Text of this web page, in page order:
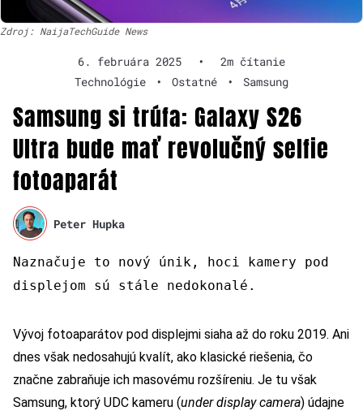
Zdroj: NaijaTechGuide News
6. februára 2025 •
2m čítanie
Technológie
• Ostatné • Samsung
Samsung si trúfa: Galaxy S26
Ultra bude mať revolučný selfie
fotoaparát
Peter Hupka
Naznačuje to nový únik, hoci kamery pod
displejom sú stále nedokonalé.
Vývoj fotoaparátov pod displejmi siaha až do roku 2019. Ani
dnes však nedosahujú kvalít, ako klasické riešenia, čo
značne zabraňuje ich masovému rozšíreniu. Je tu však
Samsung, ktorý UDC kameru (under display camera) údajne